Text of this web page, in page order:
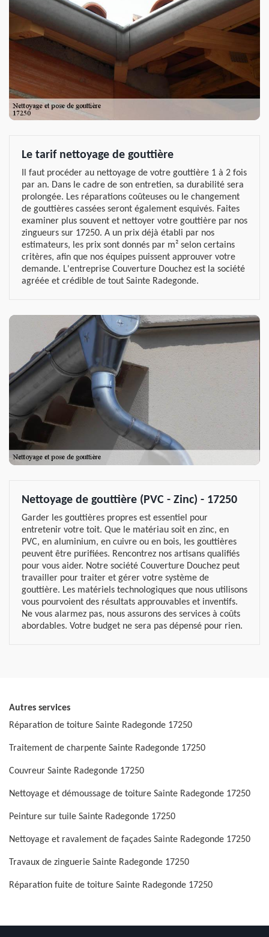
Le tarif nettoyage de gouttière
Il faut procéder au nettoyage de votre gouttière 1 à 2 fois
par an. Dans le cadre de son entretien, sa durabilité sera
prolongée. Les réparations coûteuses ou le changement
de gouttières cassées seront également esquivés. Faites
examiner plus souvent et nettoyer votre gouttière par nos
zingueurs sur 17250. A un prix déjà établi par nos
estimateurs, les prix sont donnés par m² selon certains
critères, afin que nos équipes puissent approuver votre
demande. L'entreprise Couverture Douchez est la société
agréée et crédible de tout Sainte Radegonde.
Nettoyage de gouttière (PVC - Zinc) - 17250
Garder les gouttières propres est essentiel pour
entretenir votre toit. Que le matériau soit en zinc, en
PVC, en aluminium, en cuivre ou en bois, les gouttières
peuvent être purifiées. Rencontrez nos artisans qualifiés
pour vous aider. Notre société Couverture Douchez peut
travailler pour traiter et gérer votre système de
gouttière. Les matériels technologiques que nous utilisons
vous pourvoient des résultats approuvables et inventifs.
Ne vous alarmez pas, nous assurons des services à coûts
abordables. Votre budget ne sera pas dépensé pour rien.
Autres services
Réparation de toiture Sainte Radegonde 17250
Traitement de charpente Sainte Radegonde 17250
Couvreur Sainte Radegonde 17250
Nettoyage et démoussage de toiture Sainte Radegonde 17250
Peinture sur tuile Sainte Radegonde 17250
Nettoyage et ravalement de façades Sainte Radegonde 17250
Travaux de zinguerie Sainte Radegonde 17250
Réparation fuite de toiture Sainte Radegonde 17250